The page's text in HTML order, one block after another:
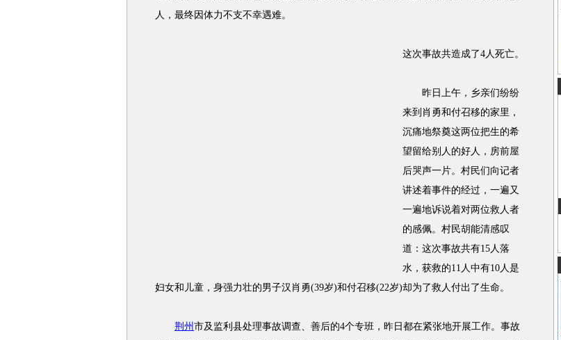
人，最终因体力不支不幸遇难。
这次事故共造成了4人死亡。
昨日上午，乡亲们纷纷
来到肖勇和付召移的家里，
沉痛地祭奠这两位把生的希
望留给别人的好人，房前屋
后哭声一片。村民们向记者
讲述着事件的经过，一遍又
一遍地诉说着对两位救人者
的感佩。村民胡能清感叹
道：这次事故共有15人落
水，获救的11人中有10人是
妇女和儿童，身强力壮的男子汉肖勇(39岁)和付召移(22岁)却为了救人付出了生命。
荆州 市及监利县处理事故调查、善后的4个专班，昨日都在紧张地开展工作。事故